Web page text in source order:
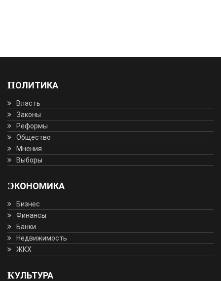
ПОЛИТИКА
Власть
Законы
Реформы
Общество
Мнения
Выборы
ЭКОНОМИКА
Бизнес
Финансы
Банки
Недвижимость
ЖКХ
КУЛЬТУРА